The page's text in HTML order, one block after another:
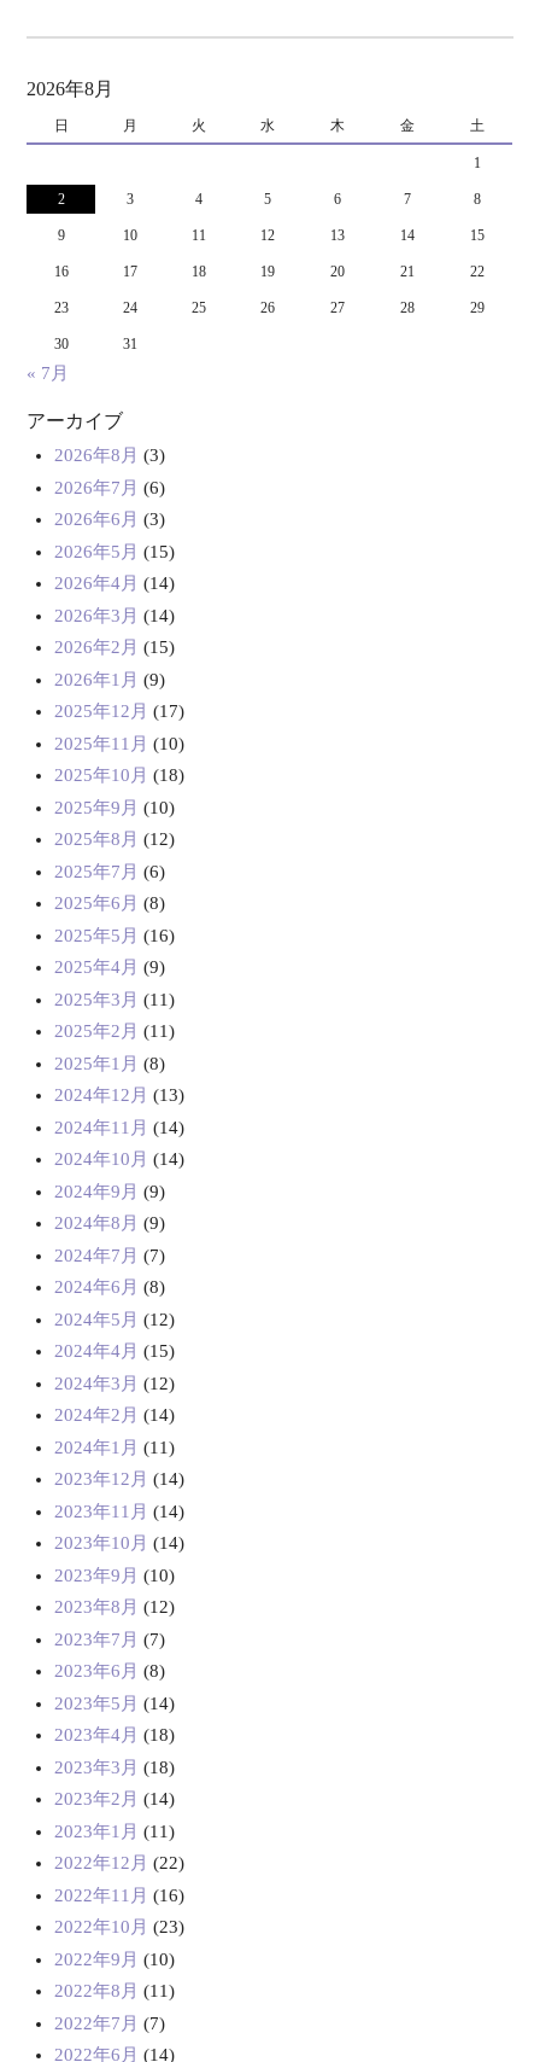
2026年8月
日 月 火 水 木 金 土
1
2 3 4 5 6 7 8
9 10 11 12 13 14 15
16 17 18 19 20 21 22
23 24 25 26 27 28 29
30 31
« 7月
アーカイブ
2026年8月 (3)
2026年7月 (6)
2026年6月 (3)
2026年5月 (15)
2026年4月 (14)
2026年3月 (14)
2026年2月 (15)
2026年1月 (9)
2025年12月 (17)
2025年11月 (10)
2025年10月 (18)
2025年9月 (10)
2025年8月 (12)
2025年7月 (6)
2025年6月 (8)
2025年5月 (16)
2025年4月 (9)
2025年3月 (11)
2025年2月 (11)
2025年1月 (8)
2024年12月 (13)
2024年11月 (14)
2024年10月 (14)
2024年9月 (9)
2024年8月 (9)
2024年7月 (7)
2024年6月 (8)
2024年5月 (12)
2024年4月 (15)
2024年3月 (12)
2024年2月 (14)
2024年1月 (11)
2023年12月 (14)
2023年11月 (14)
2023年10月 (14)
2023年9月 (10)
2023年8月 (12)
2023年7月 (7)
2023年6月 (8)
2023年5月 (14)
2023年4月 (18)
2023年3月 (18)
2023年2月 (14)
2023年1月 (11)
2022年12月 (22)
2022年11月 (16)
2022年10月 (23)
2022年9月 (10)
2022年8月 (11)
2022年7月 (7)
2022年6月 (14)